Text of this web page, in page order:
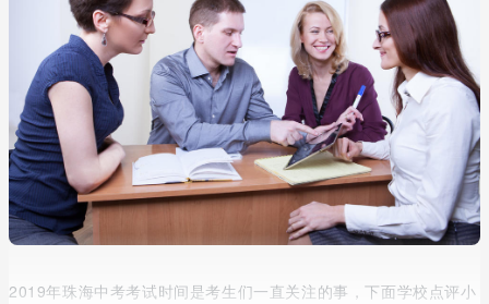
2019年珠海中考考试时间是考生们一直关注的事，下面学校点评小